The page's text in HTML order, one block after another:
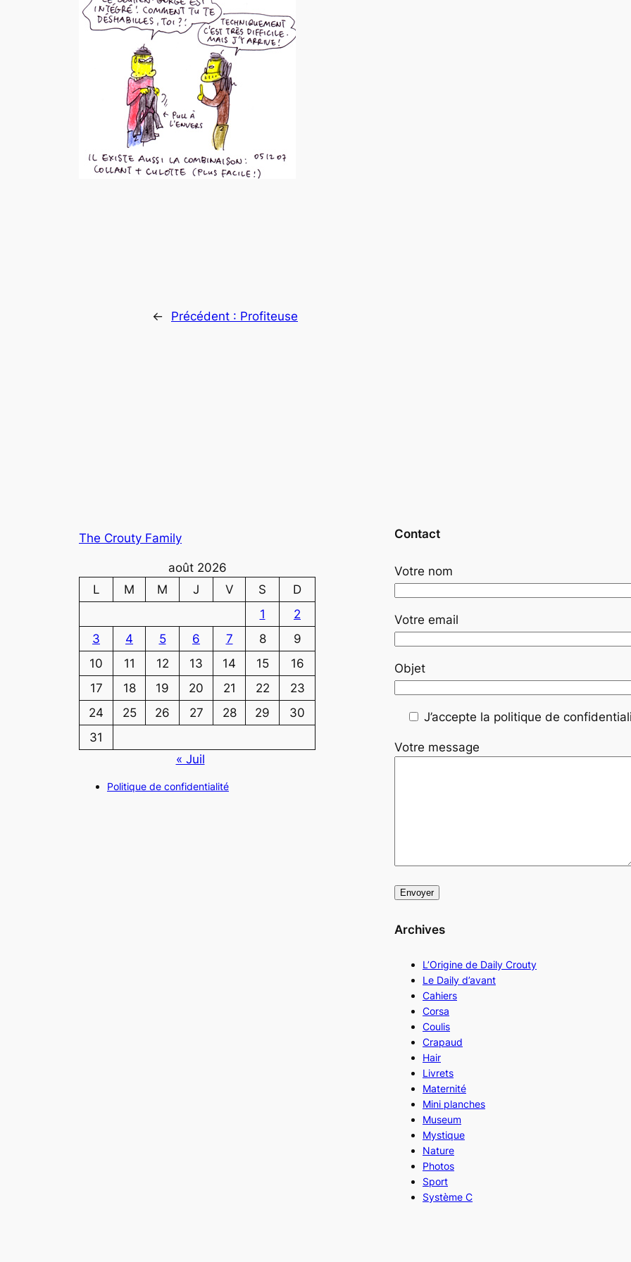
← Précédent : Profiteuse
The Crouty Family
août 2026
L
M M J V S
D
1
2
3
4 5 6 7 8
9
10
11 12 13 14 15
16
17
18 19 20 21 22
23
24
25 26 27 28 29
30
31
« Juil
Politique de confidentialité
Contact
Votre nom
Votre email
Objet
J’accepte la politique de
Votre message
Archives
L’Origine de Daily Crouty
Le Daily d’avant
Cahiers
Corsa
Coulis
Crapaud
Hair
Livrets
Maternité
Mini planches
Museum
Mystique
Nature
Photos
Sport
Système C